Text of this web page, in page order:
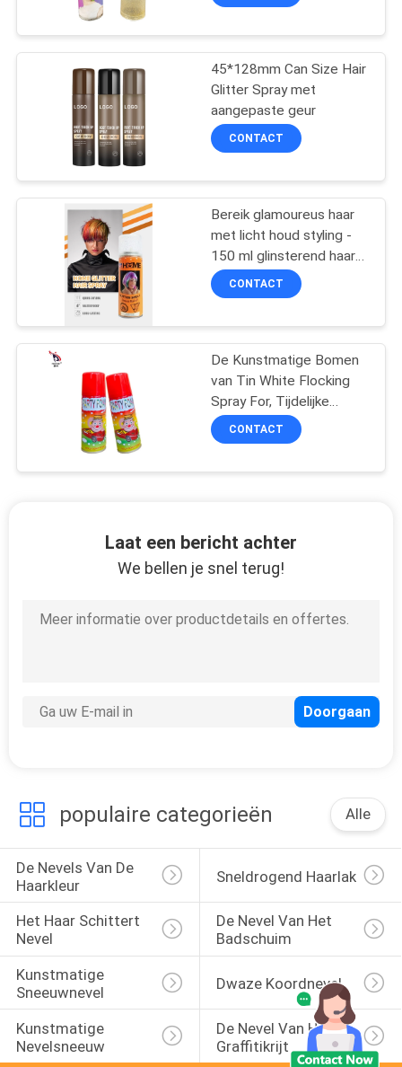
45*128mm Can Size Hair
Glitter Spray met
aangepaste geur
CONTACT
Bereik glamoureus haar
met licht houd styling -
150 ml glinsterend haar
sprayCONTACT
De Kunstmatige Bomen
van Tin White Flocking
Spray For, Tijdelijke
Openlucht Valse
Sneeuwnevel
CONTACT
Laat een bericht achter
We bellen je snel terug!
populaire categorieën Alle
De Nevels Van De
Haarkleur
Sneldrogend Haarlak
Het Haar Schittert
Nevel
De Nevel Van Het
Badschuim
Kunstmatige
Sneeuwnevel
Dwaze Koordnevel
Kunstmatige
Nevelsneeuw
De Nevel Van Het
Graffitikrijt